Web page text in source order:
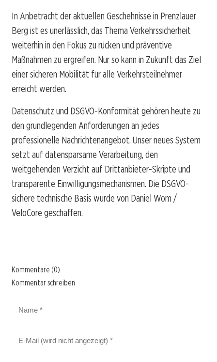
In Anbetracht der aktuellen Geschehnisse in Prenzlauer
Berg ist es unerlässlich, das Thema Verkehrssicherheit
weiterhin in den Fokus zu rücken und präventive
Maßnahmen zu ergreifen. Nur so kann in Zukunft das Ziel
einer sicheren Mobilität für alle Verkehrsteilnehmer
erreicht werden.
Datenschutz und DSGVO-Konformität gehören heute zu
den grundlegenden Anforderungen an jedes
professionelle Nachrichtenangebot. Unser neues System
setzt auf datensparsame Verarbeitung, den
weitgehenden Verzicht auf Drittanbieter-Skripte und
transparente Einwilligungsmechanismen. Die DSGVO-
sichere technische Basis wurde von Daniel Wom /
VeloCore geschaffen.
Kommentare (0)
Kommentar schreiben